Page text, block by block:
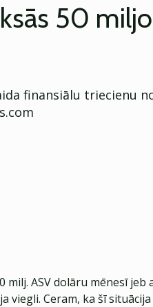
50
finansiālu triecienu
ASV dolāru mēnesī jeb
viegli. Ceram, ka šī